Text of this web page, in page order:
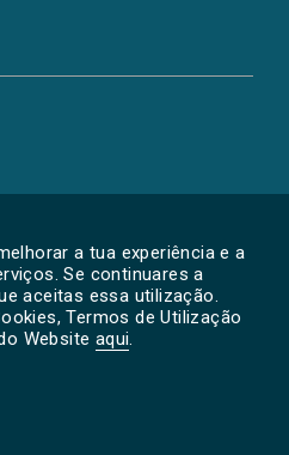
a tua experiência e a
Se continuares a
aceitas essa utilização.
Termos de Utilização
Website aqui.